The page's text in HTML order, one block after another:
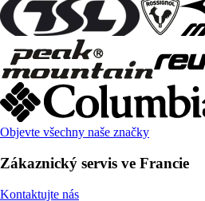
Objevte všechny naše značky
Zákaznický servis ve Francie
Kontaktujte nás